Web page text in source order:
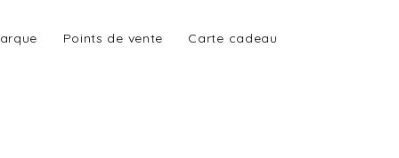
Points de vente Carte cadeau